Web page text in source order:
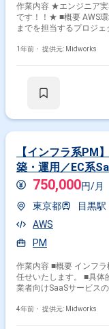
作業内容 ★エンジニア
です！！★ ■概要 AWS
までを担当するプロジ
ビスを活用しながら、パ
グ環境の構築および監
1年前・ 提供元: Midworks
【インフラ系PM
築・運用／EC系
750,000円/月
東京都
目黒駅
AWS
PM
作業内容 ■概要 インフ
任せいたします。 ■具体的な作業内容 ・某ITベンチャーにて、自社製EC事
業者向けSaaSサービス
バー含む) ・インフラの
4年前・ 提供元: Midworks